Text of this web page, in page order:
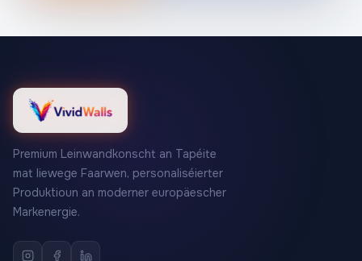
Premium Leinwandkonscht an Tapéite
mat liewege Faarwen, personaliséierter
Produktioun an moderner europäescher
Markenergie.